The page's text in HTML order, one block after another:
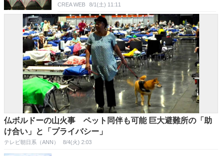
CREA WEB 8/1(土) 11:11
仏ボルドーの山火事 ペット同伴も可能 巨大避難所の「助
け合い」と「プライバシー」
テレビ朝日系（ANN） 8/4(火) 2:03